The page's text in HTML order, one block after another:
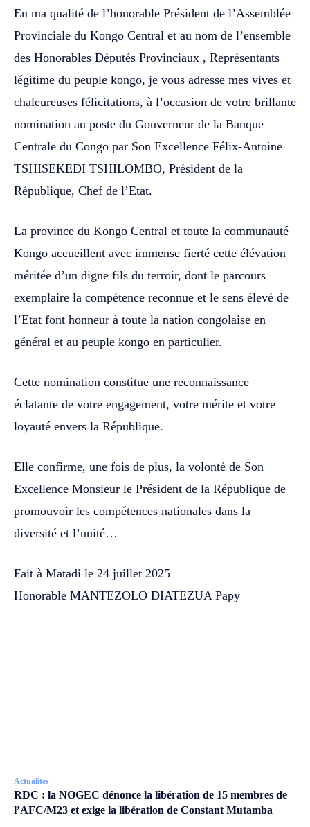
En ma qualité de l’honorable Président de l’Assemblée
Provinciale du Kongo Central et au nom de l’ensemble
des Honorables Députés Provinciaux , Représentants
légitime du peuple kongo, je vous adresse mes vives et
chaleureuses félicitations, à l’occasion de votre brillante
nomination au poste du Gouverneur de la Banque
Centrale du Congo par Son Excellence Félix-Antoine
TSHISEKEDI TSHILOMBO, Président de la
République, Chef de l’Etat.
La province du Kongo Central et toute la communauté
Kongo accueillent avec immense fierté cette élévation
méritée d’un digne fils du terroir, dont le parcours
exemplaire la compétence reconnue et le sens élevé de
l’Etat font honneur à toute la nation congolaise en
général et au peuple kongo en particulier.
Cette nomination constitue une reconnaissance
éclatante de votre engagement, votre mérite et votre
loyauté envers la République.
Elle confirme, une fois de plus, la volonté de Son
Excellence Monsieur le Président de la République de
promouvoir les compétences nationales dans la
diversité et l’unité…
Fait à Matadi le 24 juillet 2025
Honorable MANTEZOLO DIATEZUA Papy
Actualités
RDC : la NOGEC dénonce la libération de 15 membres de
l’AFC/M23 et exige la libération de Constant Mutamba